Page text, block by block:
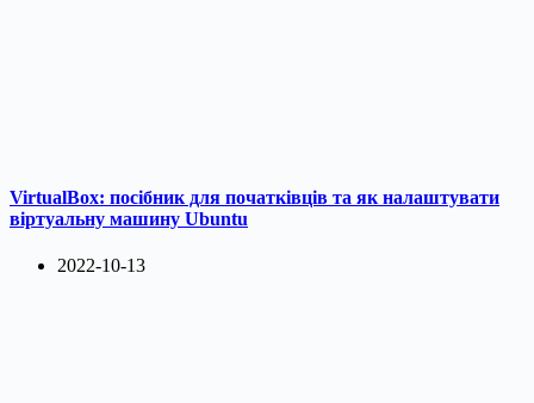
VirtualBox: посібник для початківців та як налаштувати
віртуальну машину Ubuntu
2022-10-13